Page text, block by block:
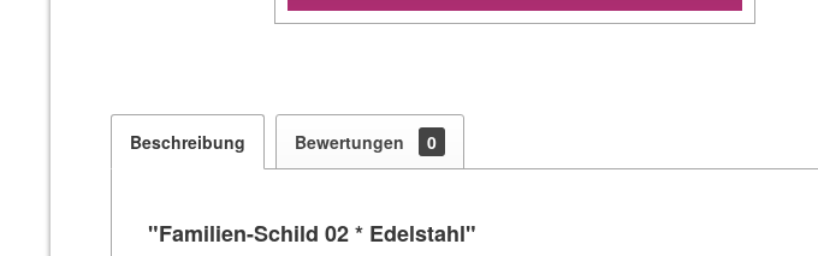
Beschreibung Bewertungen 0
"Familien-Schild 02 * Edelstahl"